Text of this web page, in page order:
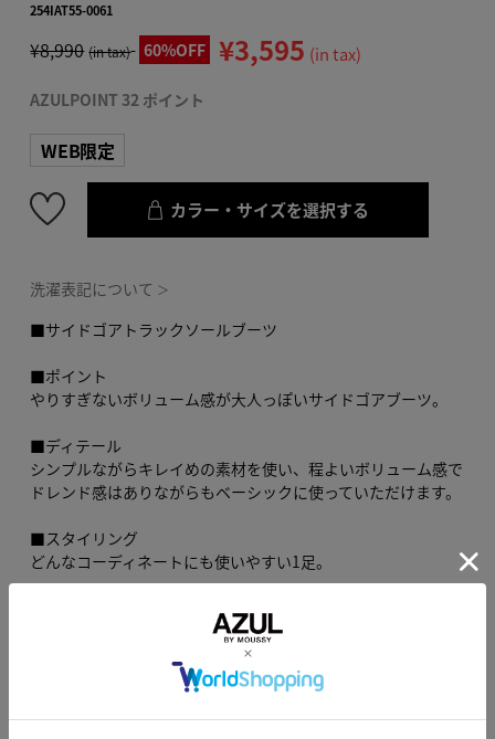
254IAT55-0061
¥8,990 (in tax) 60%OFF ¥3,595 (in tax)
AZULPOINT 32 ポイント
WEB限定
カラー・サイズを選択する
洗濯表記について ＞
■サイドゴアトラックソールブーツ
■ポイント
やりすぎないボリューム感が大人っぽいサイドゴアブーツ。
■ディテール
シンプルながらキレイめの素材を使い、程よいボリューム感で
ドレンド感はありながらもベーシックに使っていただけます。
■スタイリング
どんなコーディネートにも使いやすい1足。
合成皮革は濡れたまま放置すると、カビが生えやすいです。
また濡れまま放置すると、カビが生えやすいので、必ず乾燥さ
せてから保管してください。
■WEB限定商品です。